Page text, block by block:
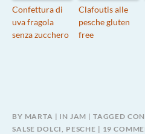
Confettura di
uva fragola
senza zucchero
Clafoutis alle
pesche gluten
free
BY MARTA IN JAM TAGGED
SALSE DOLCI
PESCHE 19